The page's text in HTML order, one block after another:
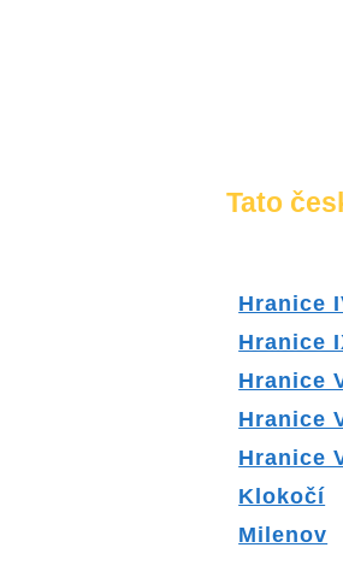
Tato
Hranice
Hranice
Hranice
Hranice
Hranice
Klokočí
Milenov